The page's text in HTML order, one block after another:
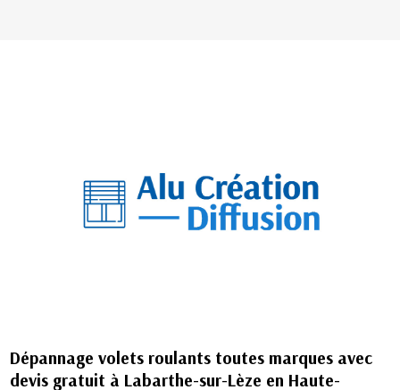
Dépannage volets roulants toutes marques avec
devis gratuit à Labarthe-sur-Lèze en Haute-